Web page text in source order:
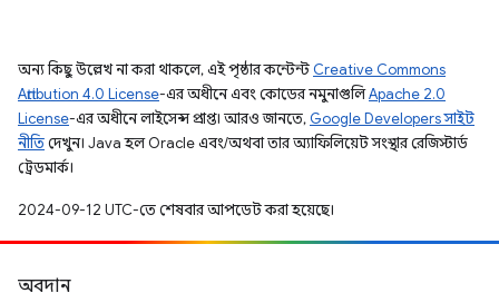
অন্য কিছু উল্লেখ না করা থাকলে, এই পৃষ্ঠার কন্টেন্ট Creative Commons
Attribution 4.0 License-এর অধীনে এবং কোডের নমুনাগুলিApache 2.0
License-এর অধীনে লাইসেন্স প্রাপ্ত। আরও জানতে, Google Developers সাইট
নীতিদেখুন। Java হল Oracle এবং/অথবা তার অ্যাফিলিয়েট সংস্থার রেজিস্টার্ড
ট্রেডমার্ক।
2024-09-12 UTC-তে শেষবার আপডেট করা হয়েছে।
অবদান